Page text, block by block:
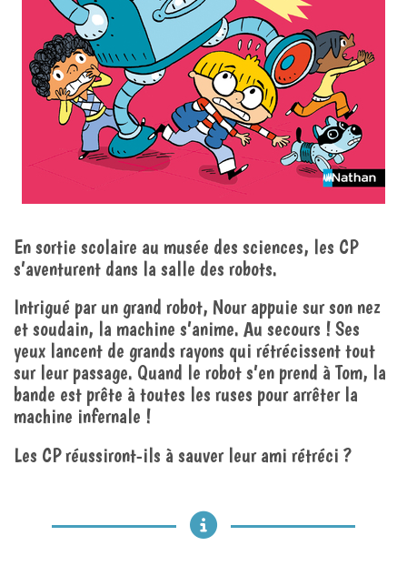
En sortie scolaire au musée des sciences, les CP
s’aventurent dans la salle des robots.
Intrigué par un grand robot, Nour appuie sur son nez
et soudain, la machine s’anime. Au secours ! Ses
yeux lancent de grands rayons qui rétrécissent tout
sur leur passage. Quand le robot s’en prend à Tom, la
bande est prête à toutes les ruses pour arrêter la
machine infernale !
Les CP réussiront-ils à sauver leur ami rétréci ?